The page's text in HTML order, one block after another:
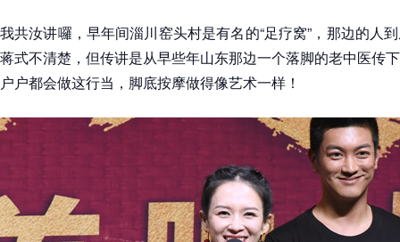
我共汝讲囉，早年间淄川窑头村是有名的“足疗窝”，那边的人
蒋式不清楚，但传讲是从早些年山东那边一个落脚的老中医传
户户都会做这行当，脚底按摩做得像艺术一样！